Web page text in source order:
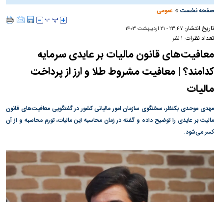
صفحه نخست » عمومی
تاریخ انتشار: ۲۳:۴۷ - ۲۱ ارديبهشت ۱۴۰۳
تعداد نظرات: ۱ نظر
معافیت‌های قانون مالیات بر عایدی سرمایه
کدامند؟ | معافیت مشروط طلا و ارز از پرداخت
مالیات
مهدی موحدی بکنظر، سخنگوی سازمان امور مالیاتی کشور در گفتگویی معافیت‌های قانون
مالیت بر عایدی را توضیح داده و گفته در زمان محاسبه این مالیات، تورم محاسبه و از آن
کسر می‌شود.